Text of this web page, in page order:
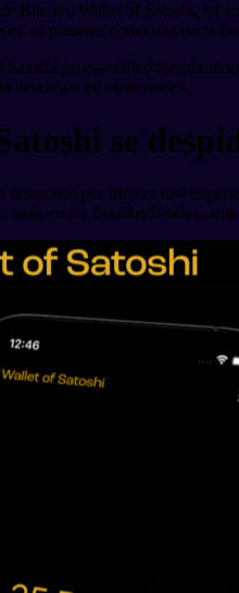
Bitcoin, Wallet of Satoshi, ha
se presenta como una
no especificó ningún
descargar en otros países.
se
destacado por ofrecer una
atrás en los Estados Unidos,